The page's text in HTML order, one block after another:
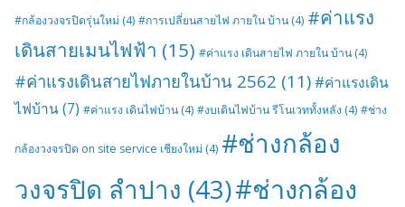
#กล้องวงจรปิดรุ่นใหม่ (4) #การเปลี่ยนสายไฟ ภายใน บ้าน (4) #ค่าแรง
เดินสายเมนไฟฟ้า (15) #ค่าแรง เดินสายไฟ ภายใน บ้าน (4)
#ค่าแรงเดินสายไฟภายในบ้าน 2562 (11) #ค่าแรงเดิน
ไฟบ้าน(7) #ค่าแรง เดินไฟบ้าน (4) #งบเดินไฟบ้าน รีโนเวททั้งหลัง (4) #ช่าง
กล้องวงจรปิด on site service เชียงใหม่ (4) #ช่างกล้อง
วงจรปิด ลำปาง (43)#ช่างกล้อง